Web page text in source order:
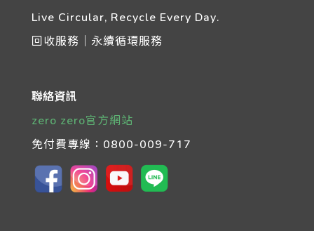
Live Circular, Recycle Every Day.
回收服務｜永續循環服務
聯絡資訊
zero zero官方網站
免付費專線： 0800-009-717